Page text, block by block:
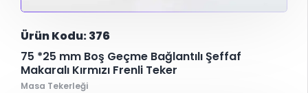
Ürün Kodu: 376
75 *25 mm Boş Geçme Bağlantılı Şeffaf
Makaralı Kırmızı Frenli Teker
Masa Tekerleği